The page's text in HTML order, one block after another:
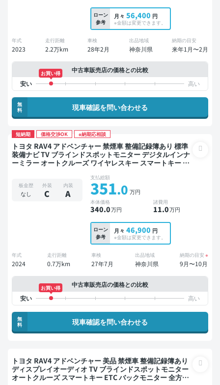
ローン
参考
月々 56,400 円
※金額は変更できます。
年式
2023
走行距離
2.2万km
車検
28年2月
出品地域
神奈川県
納期の目安
来年1月〜2月
中古車販売店の価格との比較
お買い得
無
料
現車確認を問い合わせる
短納期 価格交渉OK ※納期応相談
トヨタ RAV4 アドベンチャー 禁煙車 整備記録簿あり 標準
装備ナビ TV ブラインドスポットモニター デジタルインナ
ーミラー オートクルーズ ワイヤレスキー スマートキー サ
板金歴
なし
外装
C
内装
A
支払総額
351.0 万円
本体価格
340.0万円
諸費用
11.0万円
ローン
参考
月々 46,900 円
※金額は変更できます。
年式
2024
走行距離
0.7万km
車検
27年7月
出品地域
神奈川県
納期の目安 ※
9月〜10月
中古車販売店の価格との比較
お買い得
無
料
現車確認を問い合わせる
トヨタ RAV4 アドベンチャー 美品 禁煙車 整備記録簿あり
ディスプレイオーディオ TV ブラインドスポットモニター
オートクルーズ スマートキー ETC バックモニター 全方位